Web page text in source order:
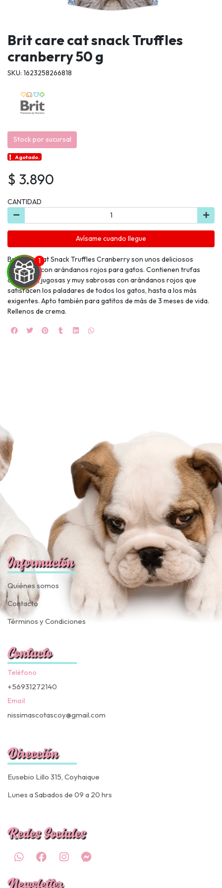
Brit care cat snack Truffles
cranberry 50 g
SKU: 1623258266818
Stock por sucursal
Agotado.
$ 3.890
CANTIDAD
Avísame cuando llegue
Brit Care Cat Snack Truffles Cranberry son unos deliciosos
bocaditos con arándanos rojos para gatos. Contienen trufas
crujientes, jugosas y muy sabrosas con arándanos rojos que
satisfacen los paladares de todos los gatos, hasta a los más
exigentes. Apto también para gatitos de más de 3 meses de vida.
Rellenos de crema.
Información
Quiénes somos
Contacto
Términos y Condiciones
Contacto
Teléfono
+56931272140
Email
nissimascotascoy@gmail.com
Dirección
Eusebio Lillo 315, Coyhaique
Lunes a Sabados de 09 a 20 hrs
Redes Sociales